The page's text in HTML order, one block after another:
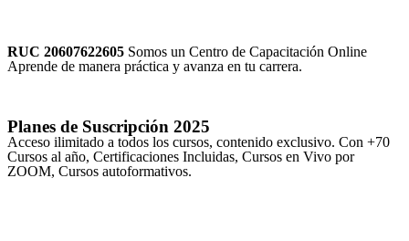
RUC 20607622605 Somos un Centro de Capacitación Online
Aprende de manera práctica y avanza en tu carrera.
Planes de Suscripción 2025
Acceso ilimitado a todos los cursos, contenido exclusivo. Con +70
Cursos al año, Certificaciones Incluidas, Cursos en Vivo por
ZOOM, Cursos autoformativos.